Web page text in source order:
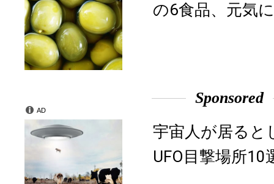
の6食品、元気
Sponsored
宇宙人が居ると
UFO目撃場所10
AD